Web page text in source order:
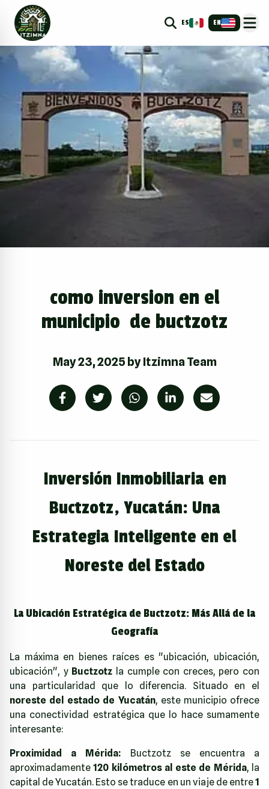
ES EN
como inversion en el
municipio de buctzotz
May 23, 2025 byItzimna Team
Inversión Inmobiliaria en
Buctzotz, Yucatán: Una
Estrategia Inteligente en el
Noreste del Estado
La Ubicación Estratégica de Buctzotz: Más Allá de la
Geografía
La máxima en bienes raíces es "ubicación, ubicación,
ubicación", y Buctzotz la cumple con creces, pero con
una particularidad que lo diferencia. Situado en el
noreste del estado de Yucatán, este municipio ofrece
una conectividad estratégica que lo hace sumamente
interesante:
Proximidad a Mérida: Buctzotz se encuentra a
aproximadamente120 kilómetros al este de Mérida, la
capital de Yucatán. Esto se traduce en un viaje de entre1